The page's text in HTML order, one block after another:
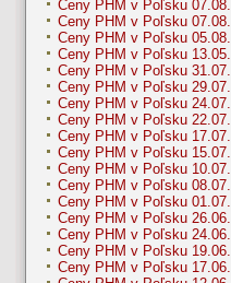
Ceny PHM v Poľsku 07.08.
Ceny PHM v Poľsku 07.08.
Ceny PHM v Poľsku 05.08.
Ceny PHM v Poľsku 13.05.
Ceny PHM v Poľsku 31.07.
Ceny PHM v Poľsku 29.07.
Ceny PHM v Poľsku 24.07.
Ceny PHM v Poľsku 22.07.
Ceny PHM v Poľsku 17.07.
Ceny PHM v Poľsku 15.07.
Ceny PHM v Poľsku 10.07.
Ceny PHM v Poľsku 08.07.
Ceny PHM v Poľsku 01.07.
Ceny PHM v Poľsku 26.06.
Ceny PHM v Poľsku 24.06.
Ceny PHM v Poľsku 19.06.
Ceny PHM v Poľsku 17.06.